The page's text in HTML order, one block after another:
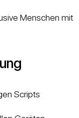
Menschen mit
Scripts